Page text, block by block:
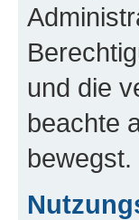
und die
beachte
bewegst.